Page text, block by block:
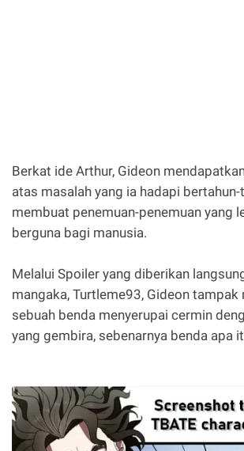
Berkat ide Arthur, Gideon
atas masalah yang ia hadapi
membuat penemuan-penemuan yang
berguna bagi manusia.
Melalui Spoiler yang diberikan
mangaka, Turtleme93, Gideon tampak
sebuah benda menyerupai cermin
yang gembira, sebenarnya benda apa